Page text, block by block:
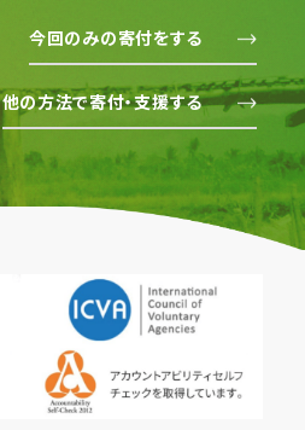
今回のみの寄付をする
他の方法で寄付・支援する